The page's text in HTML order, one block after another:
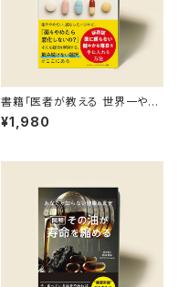
書籍「医者が教える 世界一やさ
しい 薬のやめ方」【送料無料】
¥1,980